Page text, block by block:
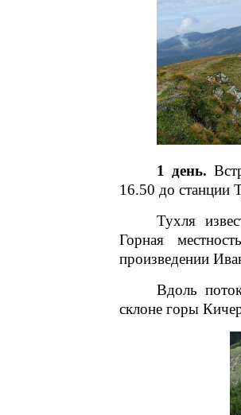
1 день.
16.50 до станции
Тухля
Горная
произведении
Вдоль
склоне горы